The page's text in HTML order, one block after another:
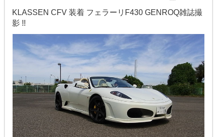
KLASSEN CFV 装着 フェラーリF430 GENROQ雑誌撮
影 !!